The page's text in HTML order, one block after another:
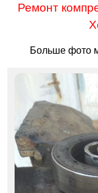
Ремонт
Больше фото